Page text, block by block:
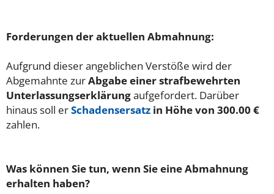
Forderungen der aktuellen Abmahnung:
Aufgrund dieser angeblichen Verstöße wird der
Abgemahnte zurAbgabe einer strafbewehrten
Unterlassungserklärungaufgefordert. Darüber
hinaus soll erSchadensersatz in Höhe von 300.00 €
zahlen.
Was können Sie tun, wenn Sie eine Abmahnung
erhalten haben?